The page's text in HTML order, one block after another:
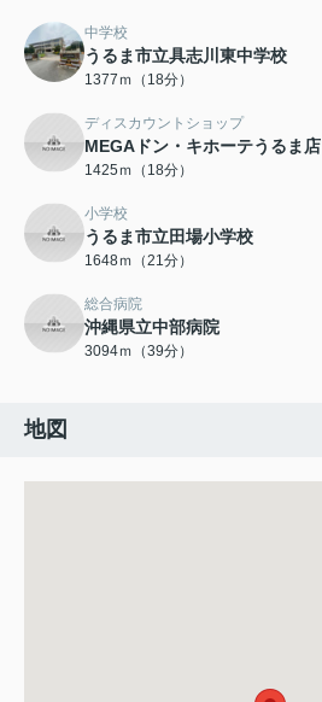
中学校
うるま市立具志川東中学校
1377ｍ（18分）
ディスカウントショップ
MEGAドン・キホーテうるま店
1425ｍ（18分）
小学校
うるま市立田場小学校
1648ｍ（21分）
総合病院
沖縄県立中部病院
3094ｍ（39分）
地図